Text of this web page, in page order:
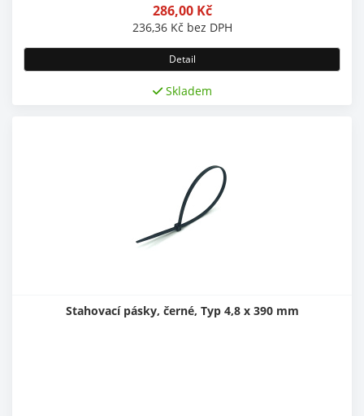
286,00 Kč
236,36 Kč bez DPH
Detail
Skladem
Stahovací pásky, černé, Typ 4,8 x 390 mm